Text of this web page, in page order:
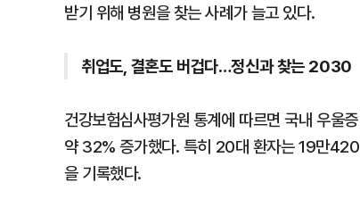
받기 위해 병원을 찾는 사례가 늘고 있다.
취업도, 결혼도 버겁다…정신과 찾는 2030
건강보험심사평가원 통계에 따르면 국내 우
약 32% 증가했다. 특히 20대 환자는 19만
을 기록했다.